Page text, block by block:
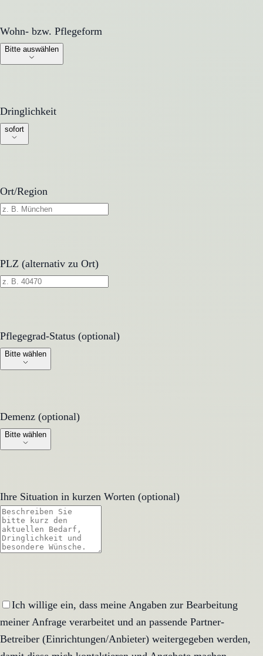
Wohn- bzw. Pflegeform
Wohn- bzw. Pflegeform
Bitte auswählen
Dringlichkeit
Dringlichkeit
sofort
Ort/Region
PLZ (alternativ zu Ort)
Pflegegrad-Status (optional)
Pflegegrad-Status (optional)
Bitte wählen
Demenz (optional)
Demenz (optional)
Bitte wählen
Ihre Situation in kurzen Worten (optional)
Ich willige ein, dass meine Angaben zur Bearbeitung
meiner Anfrage verarbeitet und an passende Partner-
Betreiber (Einrichtungen/Anbieter) weitergegeben werden,